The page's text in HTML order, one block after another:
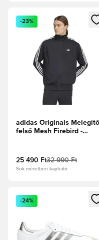
Megnyit egy modált a
-23%
adidas Originals Melegítő
felső Mesh Firebird -
25 490 Ft32 990 Ft
Sok méretben kapható
Megnyit egy modált a
-24%